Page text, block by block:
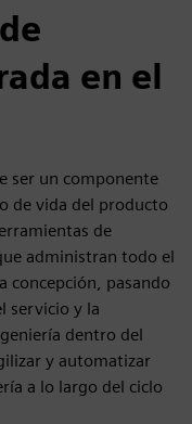
en el
ser un componente
de vida del producto
de
administran todo el
concepción, pasando
servicio y la
dentro del
y automatizar
a lo largo del ciclo